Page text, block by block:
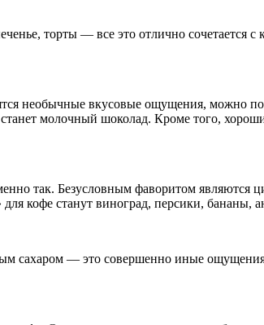
торты — все это отлично сочетается
необычные вкусовые ощущения, можно
молочный шоколад. Кроме того,
так. Безусловным фаворитом
кофе станут виноград, персики, бананы,
сахаром — это совершенно иные